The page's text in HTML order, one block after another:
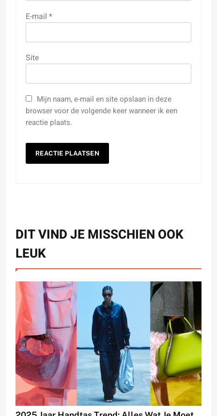
E-mail *
Site
Mijn naam, e-mail en site opslaan in deze
browser voor de volgende keer wanneer ik een
reactie plaats.
DIT VIND JE MISSCHIEN OOK
LEUK